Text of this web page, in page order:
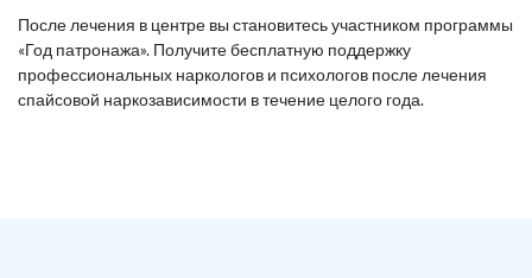
После лечения в центре вы становитесь участником программы
«Год патронажа». Получите бесплатную поддержку
профессиональных наркологов и психологов после лечения
спайсовой наркозависимости в течение целого года.